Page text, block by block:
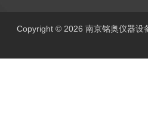
Copyright © 2026 南京铭奥仪器设